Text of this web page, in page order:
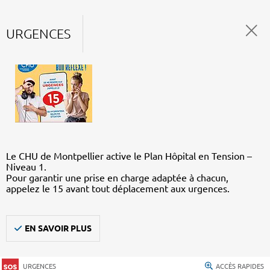
URGENCES
Le CHU de Montpellier active le Plan Hôpital en Tension –
Niveau 1.
Pour garantir une prise en charge adaptée à chacun,
appelez le 15 avant tout déplacement aux urgences.
EN SAVOIR PLUS
URGENCES ACCÈS RAPIDES